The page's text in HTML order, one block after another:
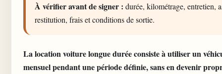
À vérifier avant de signer : durée, kilométrage, entretien,
restitution, frais et conditions de sortie.
Lalocation voiture longue duréeconsiste à utiliser un
mensuel pendant une période définie, sans en devenir